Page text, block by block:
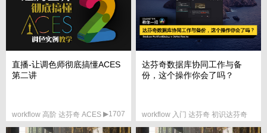
直播-让调色师彻底搞懂ACES
第二讲
workflow 高阶 达芬奇 ACES ▶1707
达芬奇数据库协同工作与备
份，这个操作你会了吗？
workflow 入门 达芬奇 初识达芬奇
▶554